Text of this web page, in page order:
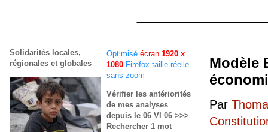
Modèle
Par
Optimisé écran 1920 x
1080 Firefox taille réelle
sans zoom
Vérifier les antériorités
de mes analyses
depuis le 06 VI 06 >>>
Rechercher 1 mot
Solidarités locales,
régionales et globales